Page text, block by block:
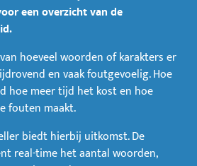
een overzicht van de
hoeveel woorden of karakters er
en vaak foutgevoelig. Hoe
hoe meer tijd het kost en hoe
fouten maakt.
biedt hierbij uitkomst. De
real-time het aantal woorden,